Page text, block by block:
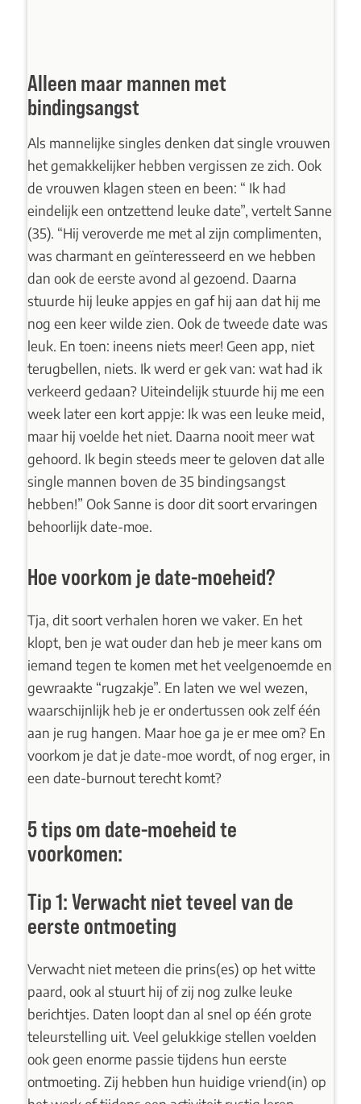
Alleen maar mannen met
bindingsangst
Als mannelijke singles denken dat single vrouwen
het gemakkelijker hebben vergissen ze zich. Ook
de vrouwen klagen steen en been: “ Ik had
eindelijk een ontzettend leuke date”, vertelt Sanne
(35). “Hij veroverde me met al zijn complimenten,
was charmant en geïnteresseerd en we hebben
dan ook de eerste avond al gezoend. Daarna
stuurde hij leuke appjes en gaf hij aan dat hij me
nog een keer wilde zien. Ook de tweede date was
leuk. En toen: ineens niets meer! Geen app, niet
terugbellen, niets. Ik werd er gek van: wat had ik
verkeerd gedaan? Uiteindelijk stuurde hij me een
week later een kort appje: Ik was een leuke meid,
maar hij voelde het niet. Daarna nooit meer wat
gehoord. Ik begin steeds meer te geloven dat alle
single mannen boven de 35 bindingsangst
hebben!” Ook Sanne is door dit soort ervaringen
behoorlijk date-moe.
Hoe voorkom je date-moeheid?
Tja, dit soort verhalen horen we vaker. En het
klopt, ben je wat ouder dan heb je meer kans om
iemand tegen te komen met het veelgenoemde en
gewraakte “rugzakje”. En laten we wel wezen,
waarschijnlijk heb je er ondertussen ook zelf één
aan je rug hangen. Maar hoe ga je er mee om? En
voorkom je dat je date-moe wordt, of nog erger, in
een date-burnout terecht komt?
5 tips om date-moeheid te
voorkomen:
Tip 1: Verwacht niet teveel van de
eerste ontmoeting
Verwacht niet meteen die prins(es) op het witte
paard, ook al stuurt hij of zij nog zulke leuke
berichtjes. Daten loopt dan al snel op één grote
teleurstelling uit. Veel gelukkige stellen voelden
ook geen enorme passie tijdens hun eerste
ontmoeting. Zij hebben hun huidige vriend(in) op